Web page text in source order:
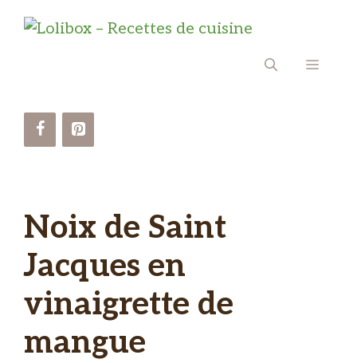
MENU
Noix de Saint
Jacques en
vinaigrette de
mangue